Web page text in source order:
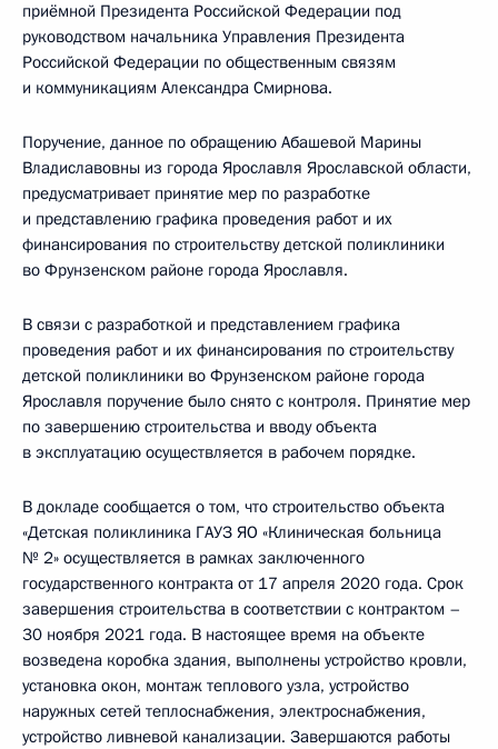
приёмной Президента Российской Федерации под
руководством начальника Управления Президента
Российской Федерации по общественным связям
и коммуникациям Александра Смирнова.
Поручение, данное по обращению Абашевой Марины
Владиславовны из города Ярославля Ярославской области,
предусматривает принятие мер по разработке
и представлению графика проведения работ и их
финансирования по строительству детской поликлиники
во Фрунзенском районе города Ярославля.
В связи с разработкой и представлением графика
проведения работ и их финансирования по строительству
детской поликлиники во Фрунзенском районе города
Ярославля поручение было снято с контроля. Принятие мер
по завершению строительства и вводу объекта
в эксплуатацию осуществляется в рабочем порядке.
В докладе сообщается о том, что строительство объекта
«Детская поликлиника ГАУЗ ЯО «Клиническая больница
№ 2» осуществляется в рамках заключенного
государственного контракта от 17 апреля 2020 года. Срок
завершения строительства в соответствии с контрактом –
30 ноября 2021 года. В настоящее время на объекте
возведена коробка здания, выполнены устройство кровли,
установка окон, монтаж теплового узла, устройство
наружных сетей теплоснабжения, электроснабжения,
устройство ливневой канализации. Завершаются работы